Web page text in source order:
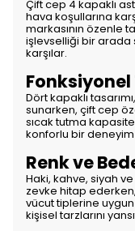
Çift cep 4 kapaklı
hava koşullarına
markasının özenle
işlevselliği bir arada
karşılar.
Fonksiyonel
Dört kapaklı
sunarken, çift cep
sıcak tutma
konforlu bir deneyim
Renk ve
Haki, kahve, siyah
zevke hitap
vücut tiplerine uygun
kişisel tarzlarını